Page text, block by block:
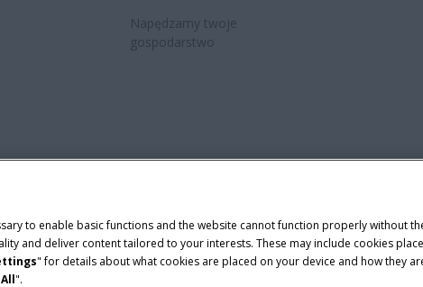
Napędzamy twoje
gospodarstwo
Adres wydawniczy Cookie Settings Telematyka –
Case IH is a trademark of CNH Industrial America LLC.
to enable basic functions and the website cannot function properly
and deliver content tailored to your interests. These may include cookies
" for details about what cookies are placed on your device and how they
".